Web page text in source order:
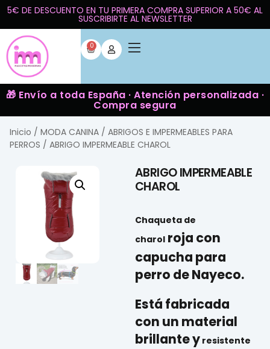
5€ DE DESCUENTO EN TU PRIMERA COMPRA SUPERIOR A 50€ AL
SUSCRIBIRTE AL NEWSLETTER
0
🎁 Envío a toda España · Atención personalizada ·
Compra segura
Inicio / MODA CANINA / ABRIGOS E IMPERMEABLES PARA
PERROS / ABRIGO IMPERMEABLE CHAROL
ABRIGO IMPERMEABLE
CHAROL
Chaqueta de
charol roja con
capucha para
perro de Nayeco.
Está fabricada
con un material
brillante y resistente